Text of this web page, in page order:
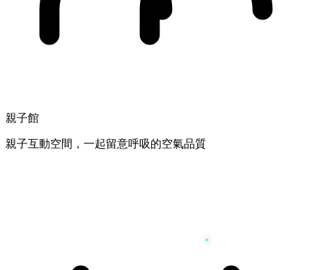
親子館
親子互動空間，一起留意呼吸的空氣品質